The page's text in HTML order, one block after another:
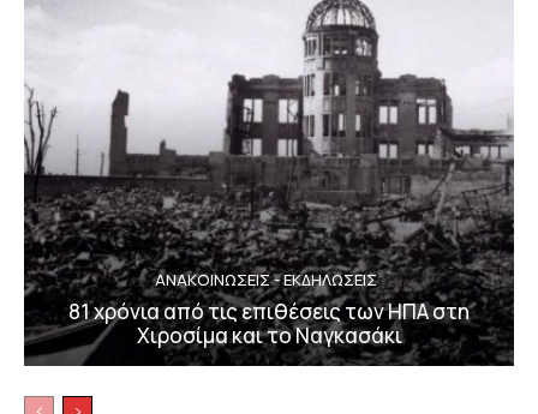
ΑΝΑΚΟΙΝΩΣΕΙΣ - ΕΚΔΗΛΩΣΕΙΣ
81 χρόνια από τις επιθέσεις των ΗΠΑ στη
Χιροσίμα και το Ναγκασάκι